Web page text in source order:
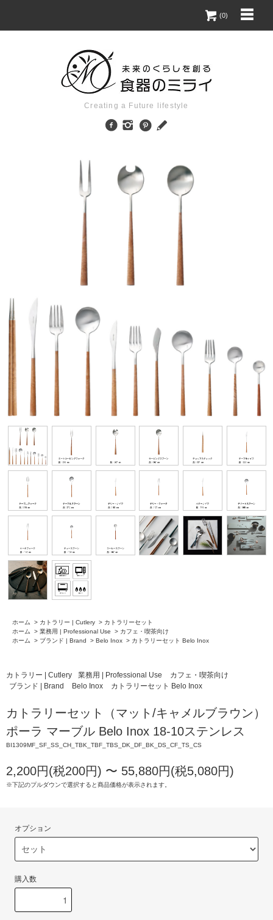
(0)
Creating a Future lifestyle
ホーム > カトラリー | Cutlery > カトラリーセット
ホーム
> 業務用 | Professional Use > カフェ・喫茶向け
ホーム
> ブランド | Brand > Belo Inox > カトラリーセット Belo Inox
カトラリー | Cutlery 業務用 | Professional Use
カフェ・喫茶向け
ブランド | Brand
Belo Inox カトラリーセット Belo Inox
カトラリーセット（マット/キャメルブラウン）
ポーラ マーブル Belo Inox 18-10ステンレス
BI1309MF_SF_SS_CH_TBK_TBF_TBS_DK_DF_BK_DS_CF_TS_CS
2,200円(税200円) 〜 55,880円(税5,080円)
※下記のプルダウンで選択すると商品価格が表示されます。
オプション
購入数